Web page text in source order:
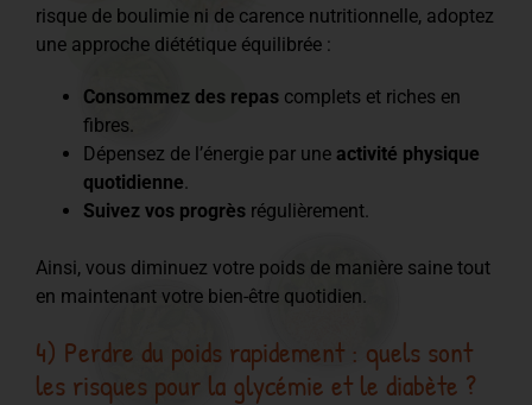
risque de boulimie ni de carence nutritionnelle, adoptez
une approche diététique équilibrée :
Consommez des repas complets et riches en
fibres.
Dépensez de l’énergie par une activité physique
quotidienne.
Suivez vos progrès régulièrement.
Ainsi, vous diminuez votre poids de manière saine tout
en maintenant votre bien-être quotidien.
4) Perdre du poids rapidement : quels sont
les risques pour la glycémie et le diabète ?